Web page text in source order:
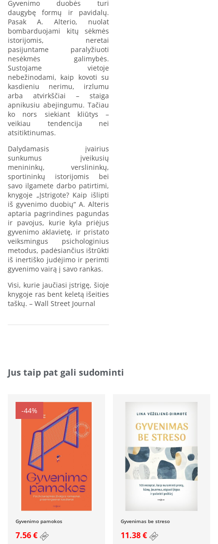
Gyvenimo duobės turi
daugybę formų ir pavidalų.
Pasak A. Alterio, nuolat
bombarduojami kitų sėkmės
istorijomis, neretai
pasijuntame paralyžiuoti
nesėkmės galimybės.
Sustojame vietoje
nebežinodami, kaip kovoti su
kasdieniu nerimu, irzlumu
arba atvirkščiai – staiga
apnikusiu abejingumu. Tačiau
ko nors siekiant kliūtys –
veikiau tendencija nei
atsitiktinumas.
Dalydamasis įvairius
sunkumus įveikusių
menininkų, verslininkų,
sportininkų istorijomis bei
savo ilgamete darbo patirtimi,
knygoje „Įstrigote? Kaip išlipti
iš gyvenimo duobių“ A. Alteris
aptaria pagrindines pagundas
ir pavojus, kurie kyla priėjus
gyvenimo aklavietę, ir pristato
veiksmingus psichologinius
metodus, padėsiančius ištrūkti
iš inertiško judėjimo ir perimti
gyvenimo vairą į savo rankas.
Visi, kurie jaučiasi įstrigę, šioje
knygoje ras bent keletą išeities
taškų. – Wall Street Journal
Jus taip pat gali sudominti
-44%
Gyvenimo pamokos
7.56 €
Gyvenimas be streso
11.38 €